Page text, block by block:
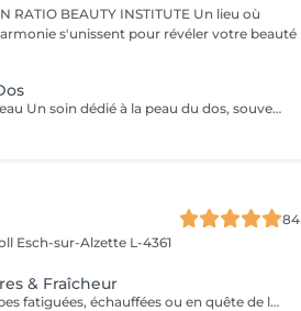
Un lieu où
s'unissent pour révéler votre beauté
Pureté Confort Renouveau Un soin dédié à la peau du dos, souvent sujette aux impuretés et irritations. Ce protocole associe un nettoyage en profondeur et une exfoliation douce pour désincruster les pores, éliminer les cellules mortes et apaiser la peau. Idéal pour purifier, lisser et revitaliser cette zone souvent exposée aux agressions extérieures. Résultat : une peau nette, douce, apaisée et rafraîchie.
84
Esch-sur-Alzette L-4361
& Fraîcheur
Un rituel dédié aux jambes fatiguées, échauffées ou en quête de légèreté ! Le soin débute par une exfoliation au gant Kessa afin de stimuler la circulation sanguine et préparer les tissus au massage. Un massage drainant est ensuite réalisé à l'aide d'une huile végétale naturelle associant des huiles essentielles tonifiantes. Des bandes fraîches aromatiques imprégnées d'une synergie d'huiles essentielles biologiques de citron, cyprès et menthe poivrée sont ensuite appliquées sur les jambes afin de prolonger la sensation de fraîcheur et de légèreté. Pendant leur temps de pose, profitez d'un massage relaxant du cuir chevelu, du visage ou de la nuque. Le rituel se termine par l'application d'une huile naturelle tonifiante, afin de laisser la peau souple, confortable et délicatement satinée. Retrouvez votre légèreté !